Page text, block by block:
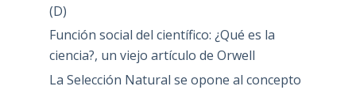
(D)
Función social del científico: ¿Qué es la
ciencia?, un viejo artículo de Orwell
La Selección Natural se opone al concepto